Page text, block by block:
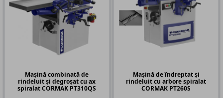
Mașină combinată de
rindeluit și degroșat cu ax
spiralat CORMAK PT310QS
Mașină de îndreptat și
rindeluit cu arbore spiralat
CORMAK PT260S